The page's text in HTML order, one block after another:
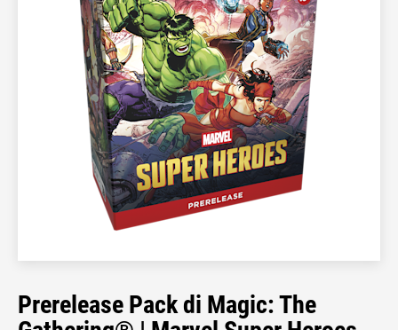
Prerelease Pack di Magic: The